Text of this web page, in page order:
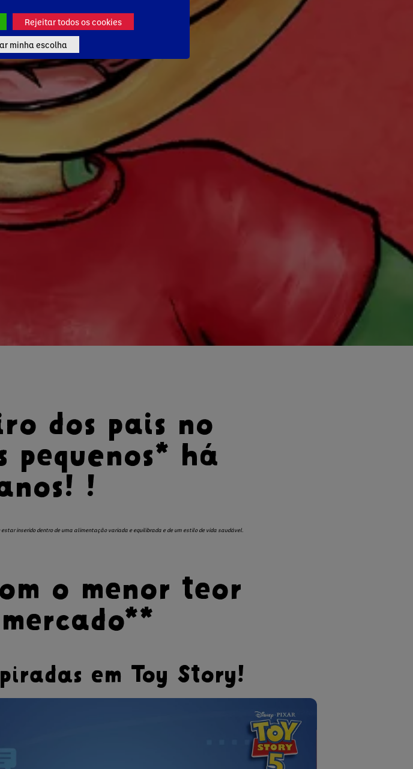
dos pais no
pequenos* há
!
inserido dentro de uma alimentação variada e equilibrada e de um estilo de vida saudável.
o menor teor
em Toy Story!
Rejeitar todos os cookies
minha escolha